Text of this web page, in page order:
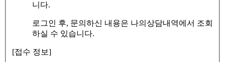
니다.
로그인 후, 문의하신 내용은 나의상담내역에서 조회
하실 수 있습니다.
[접수 정보]